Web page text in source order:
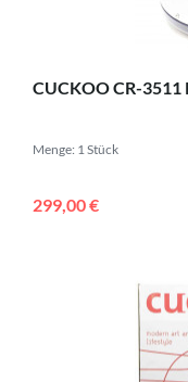
CUCKOO CR-
Menge: 1 Stück
299,00 €